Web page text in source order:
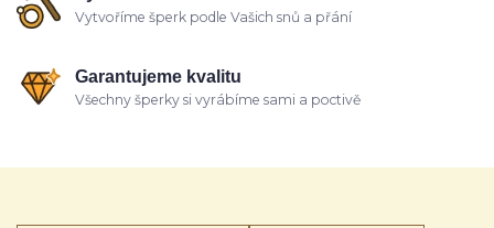
Vytvoříme šperk podle Vašich snů a přání
Garantujeme kvalitu
Všechny šperky si vyrábíme sami a poctivě